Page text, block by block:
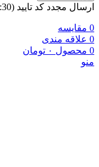
ارسال مجدد کد تایید (00:
30
0 مقایسه
0 علاقه مندی
0 محصول ۰ تومان
منو